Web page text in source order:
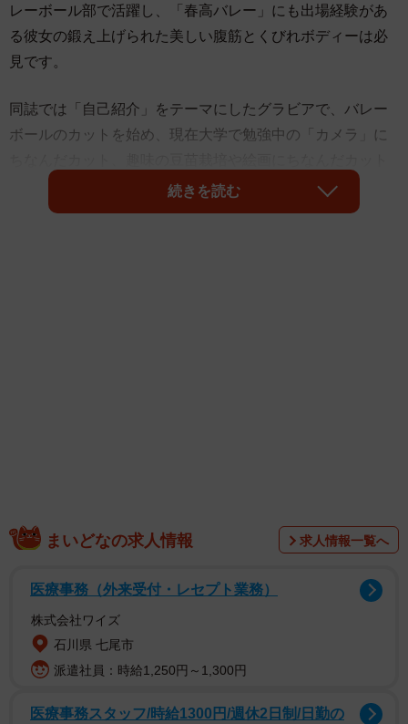
レーボール部で活躍し、「春高バレー」にも出場経験があ
る彼女の鍛え上げられた美しい腹筋とくびれボディーは必
見です。
同誌では「自己紹介」をテーマにしたグラビアで、バレー
ボールのカットを始め、現在大学で勉強中の「カメラ」に
など盛りだくさんの内容になっています。
6月には同誌のアザーカットで構成したデジタル写真集が発
売。女優としては6月13日に出演映画「青春ゲシュタルト崩
壊」が公開されます。7月27日には東京都内で1周年イベン
続きを読む
まいどなの求人情報 求人情報一覧へ
医療事務（外来受付・レセプト業務）
株式会社ワイズ
石川県 七尾市
派遣社員：時給1,250円～1,300円
医療事務スタッフ/時給1300円/週休2日制/日勤の